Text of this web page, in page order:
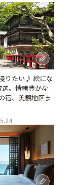
りたい♪ 絵にな
。情緒豊かな
宿、美観地区ま